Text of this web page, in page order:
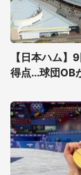
【日本ハム
得点...球団OB